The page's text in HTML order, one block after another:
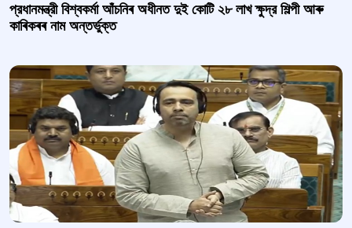
প্রধানমন্ত্রী বিশ্বকর্মা আঁচনিৰ অধীনত দুই কোটি ২৮ লাখ ক্ষুদ্র শিল্পী আৰু
কাৰিকৰৰ নাম অন্তর্ভুক্ত